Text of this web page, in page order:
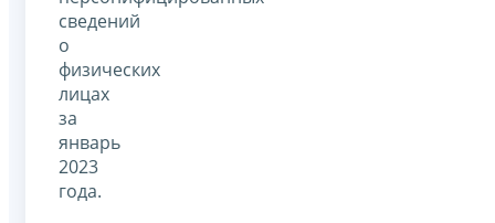
сведений
о
физических
лицах
за
январь
2023
года.